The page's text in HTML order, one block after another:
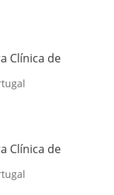
Clínica de
Clínica de